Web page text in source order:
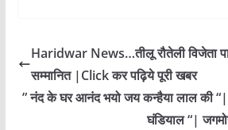
Haridwar News…तीलू रौतेली विजेता
सम्मानित |Click कर पढ़िये पूरी खबर
” नंद के घर आनंद भयो जय कन्हैया लाल की “|
घंडियाल “|